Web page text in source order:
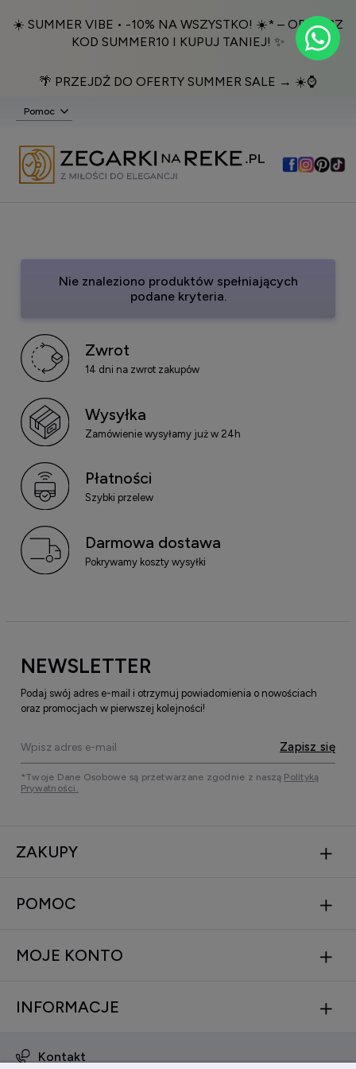
☀️ SUMMER VIBE • -10% NA WSZYSTKO! ☀️* – ODBIERZ
KOD SUMMER10 I KUPUJ TANIEJ! ✨
🌴 PRZEJDŹ DO OFERTY SUMMER SALE → ☀️⌚️
Pomoc
Nie znaleziono produktów spełniających
podane kryteria.
Zwrot
14 dni na zwrot zakupów
Wysyłka
Zamówienie wysyłamy już w 24h
Płatności
Szybki przelew
Darmowa dostawa
Pokrywamy koszty wysyłki
NEWSLETTER
Podaj swój adres e-mail i otrzymuj powiadomienia o nowościach
oraz promocjach w pierwszej kolejności!
Zapisz się
*Twoje Dane Osobowe są przetwarzane zgodnie z naszą Polityką
Prywatności.
ZAKUPY
POMOC
MOJE KONTO
INFORMACJE
Kontakt